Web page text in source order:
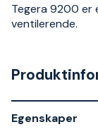
Tegera 9200 er
ventilerende.
Egenskaper